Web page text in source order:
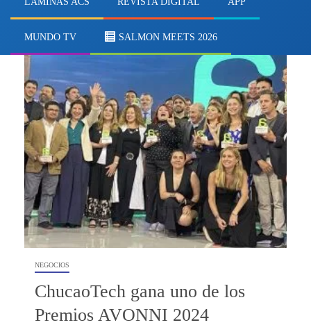
MUNDO TV SALMON MEETS 2026
José Pablo Puga
NEGOCIOS
ChucaoTech gana uno de los
Premios AVONNI 2024